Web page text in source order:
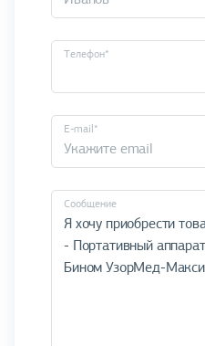
Телефон*
E-mail*
Cообщение